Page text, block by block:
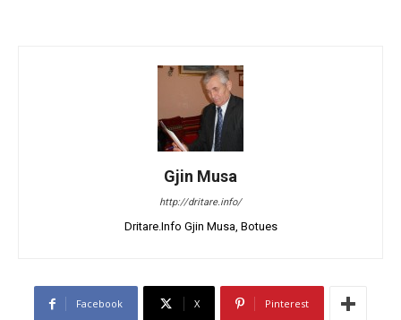
Gjin Musa
http://dritare.info/
Dritare.Info Gjin Musa, Botues
Facebook X Pinterest